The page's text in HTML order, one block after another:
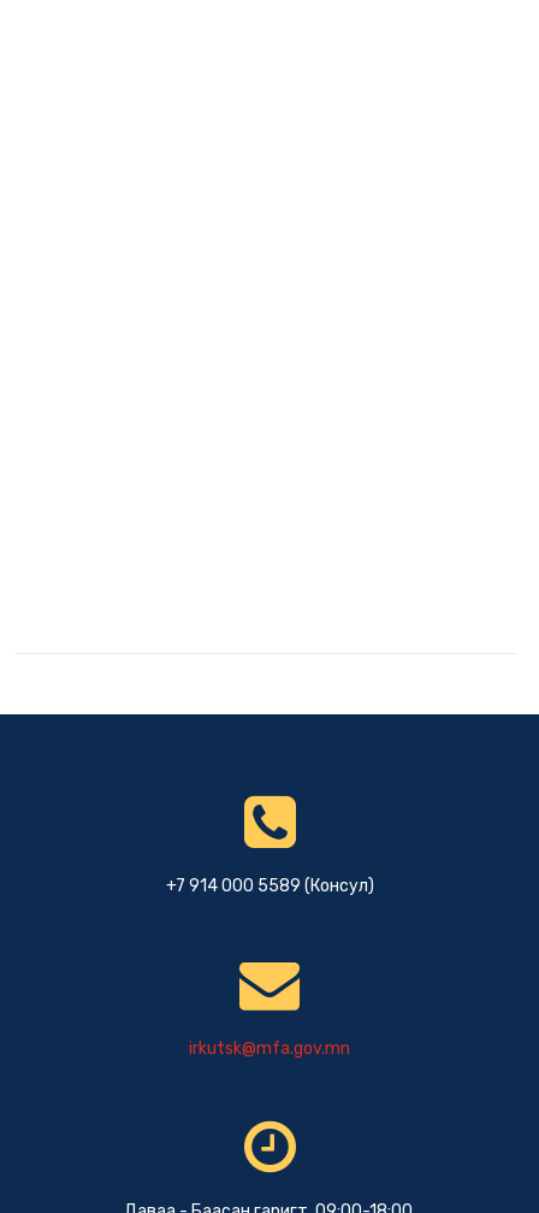
+7 914 000 5589 (Консул)
irkutsk@mfa.gov.mn